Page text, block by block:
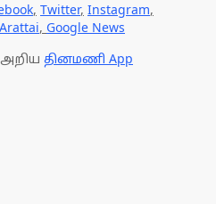
, Twitter, Instagram,
Arattai, Google News
தினமணி App